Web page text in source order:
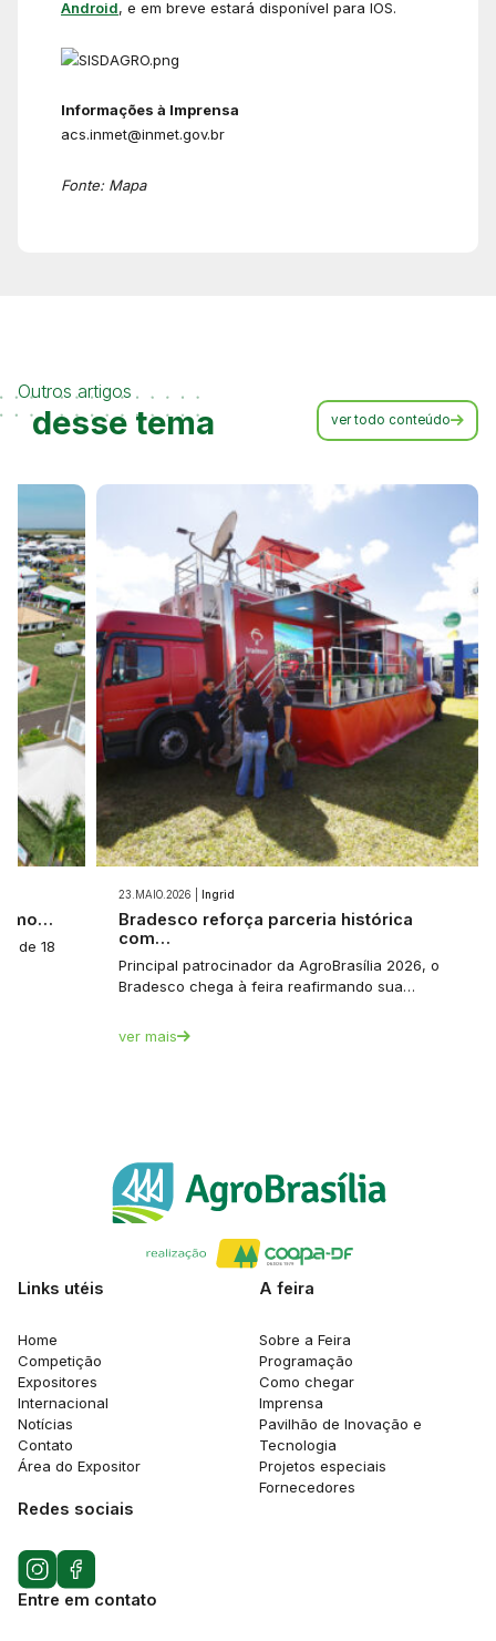
Android, e em breve estará disponível para IOS.
Informações à Imprensa
acs.inmet@inmet.gov.br
Fonte: Mapa
Outros artigos
desse tema ver todo conteúdo
de 18
23.MAIO.2026 | Ingrid
Bradesco reforça parceria histórica
com…
Principal patrocinador da AgroBrasília 2026, o
Bradesco chega à feira reafirmando sua…
ver mais
Links utéis
Home
Competição
Expositores
Internacional
Notícias
Contato
Área do Expositor
A feira
Sobre a Feira
Programação
Como chegar
Imprensa
Pavilhão de Inovação e
Tecnologia
Projetos especiais
Fornecedores
Redes sociais
Entre em contato